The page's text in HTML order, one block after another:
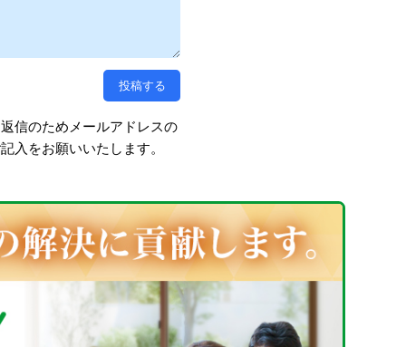
信のためメールアドレスの
入をお願いいたします。